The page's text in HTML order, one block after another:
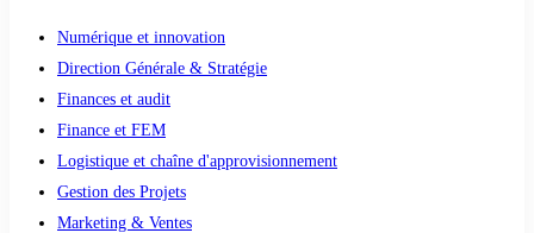
Numérique et innovation
Direction Générale & Stratégie
Finances et audit
Finance et FEM
Logistique et chaîne d'approvisionnement
Gestion des Projets
Marketing & Ventes